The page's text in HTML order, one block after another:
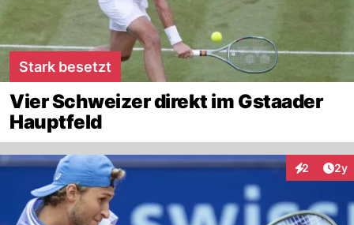
Stark besetzt
Vier Schweizer direkt im Gstaader
Hauptfeld
2 2y